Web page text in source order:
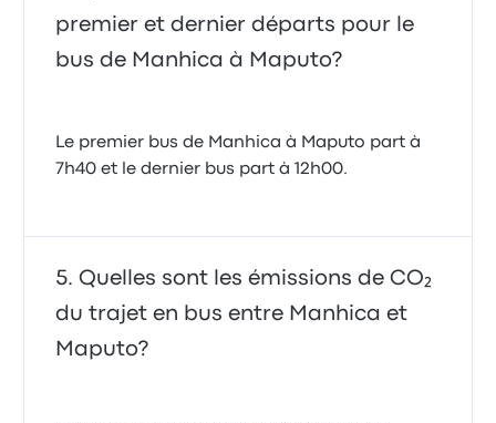
premier et dernier départs pour le
bus de Manhica à Maputo?
Le premier bus de Manhica à Maputo part à
7h40 et le dernier bus part à 12h00.
Quelles sont les émissions de CO₂
du trajet en bus entre Manhica et
Maputo?